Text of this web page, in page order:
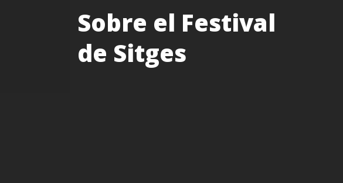
Sobre el Festival
de Sitges